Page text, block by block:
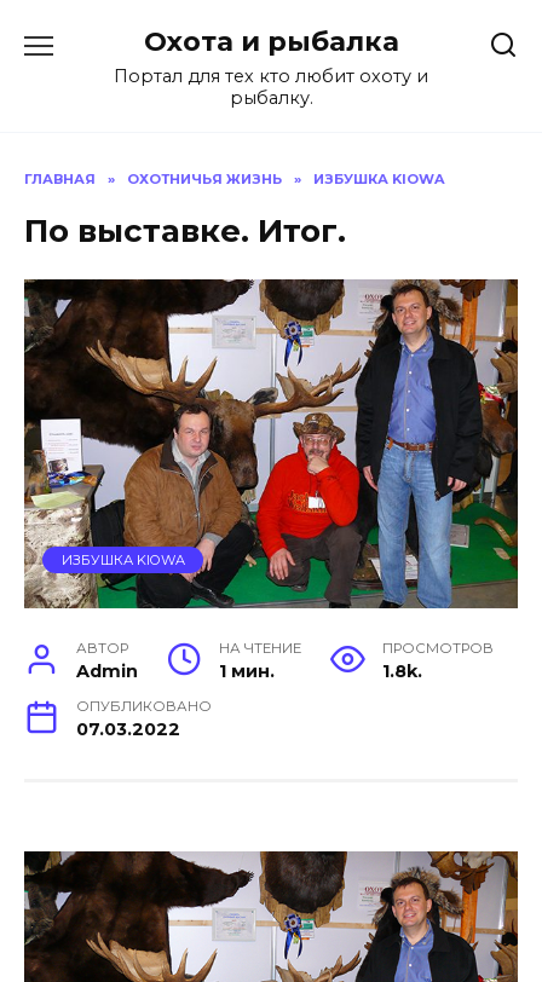
содержанию
Охота и рыбалка
Портал для тех кто любит охоту и
рыбалку.
ГЛАВНАЯ » ОХОТНИЧЬЯ ЖИЗНЬ » ИЗБУШКА KIOWA
По выставке. Итог.
ИЗБУШКА KIOWA
АВТОР
Admin
НА ЧТЕНИЕ
1 мин.
ПРОСМОТРОВ
1.8k.
ОПУБЛИКОВАНО
07.03.2022